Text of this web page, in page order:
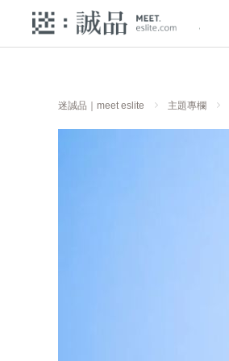
迷誠品｜meet eslite 主題專欄